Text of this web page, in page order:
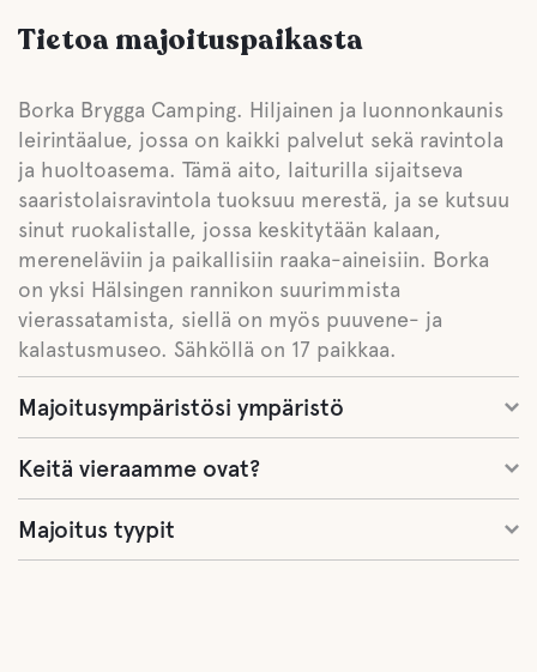
Tietoa majoituspaikasta
Borka Brygga Camping. Hiljainen ja luonnonkaunis
leirintäalue, jossa on kaikki palvelut sekä ravintola
ja huoltoasema. Tämä aito, laiturilla sijaitseva
saaristolaisravintola tuoksuu merestä, ja se kutsuu
sinut ruokalistalle, jossa keskitytään kalaan,
mereneläviin ja paikallisiin raaka-aineisiin. Borka
on yksi Hälsingen rannikon suurimmista
vierassatamista, siellä on myös puuvene- ja
kalastusmuseo. Sähköllä on 17 paikkaa.
Majoitusympäristösi ympäristö
Keitä vieraamme ovat?
Majoitus tyypit